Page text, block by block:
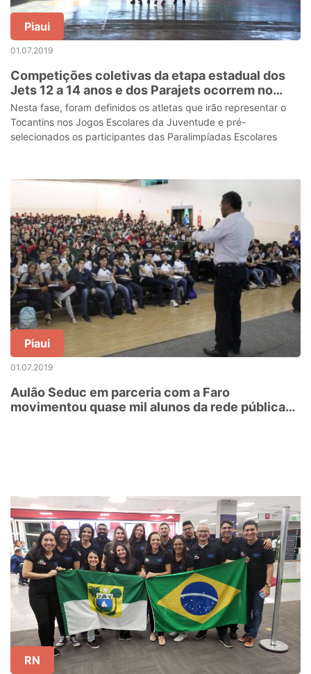
Piaui
01.07.2019
Competições coletivas da etapa estadual dos
Jets 12 a 14 anos e dos Parajets ocorrem no
final de semana
Nesta fase, foram definidos os atletas que irão representar o
Tocantins nos Jogos Escolares da Juventude e pré-
selecionados os participantes das Paralimpíadas Escolares
Piaui
01.07.2019
Aulão Seduc em parceria com a Faro
movimentou quase mil alunos da rede pública
RN